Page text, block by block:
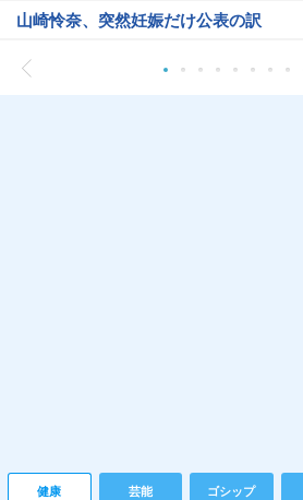
山崎怜奈、突然妊娠だけ公表の訳
健康 芸能 ゴシップ